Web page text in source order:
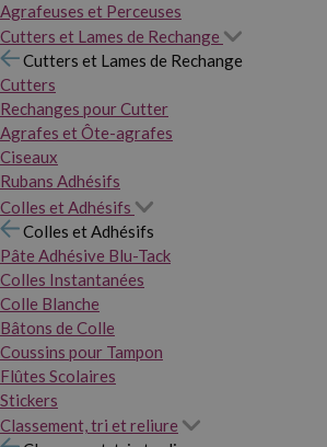
Agrafeuses et Perceuses
Cutters et Lames de Rechange
Cutters et Lames de Rechange
Cutters
Rechanges pour Cutter
Agrafes et Ôte-agrafes
Ciseaux
Rubans Adhésifs
Colles et Adhésifs
Colles et Adhésifs
Pâte Adhésive Blu-Tack
Colles Instantanées
Colle Blanche
Bâtons de Colle
Coussins pour Tampon
Flûtes Scolaires
Stickers
Classement, tri et reliure